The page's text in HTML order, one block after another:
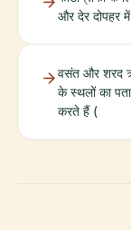
और देर दोपहर
वसंत और शरद
के स्थलों का
करते हैं (